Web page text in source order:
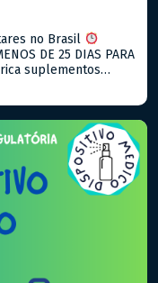
no Brasil
DE 25 DIAS PARA
suplementos